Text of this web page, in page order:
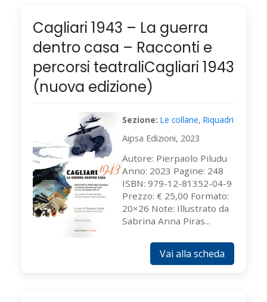
Cagliari 1943 – La guerra
dentro casa – Racconti e
percorsi teatraliCagliari 1943
(nuova edizione)
Sezione: Le collane, Riquadri
Aipsa Edizioni, 2023
Autore: Pierpaolo Piludu
Anno: 2023 Pagine: 248
ISBN: 979-12-81352-04-9
Prezzo: € 25,00 Formato:
20×26 Note: Illustrato da
Sabrina Anna Piras...
Vai alla scheda